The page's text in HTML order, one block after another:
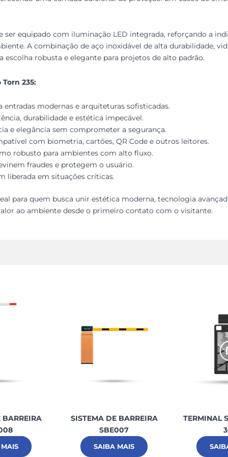
equipado com iluminação LED integrada, reforçando a
A combinação de aço inoxidável de alta durabilidade,
robusta e elegante para projetos de alto padrão.
235:
entradas modernas e arquiteturas sofisticadas.
durabilidade e estética impecável.
e elegância sem comprometer a segurança.
com biometria, cartões, QR Code e outros leitores.
robusto para ambientes com alto fluxo.
fraudes e protegem o usuário.
liberada em situações críticas.
para quem busca unir estética moderna, tecnologia
ao ambiente desde o primeiro contato com o visitante.
BARREIRA
SISTEMA DE BARREIRA
SBE007
SAIBA MAIS
TERMINAL